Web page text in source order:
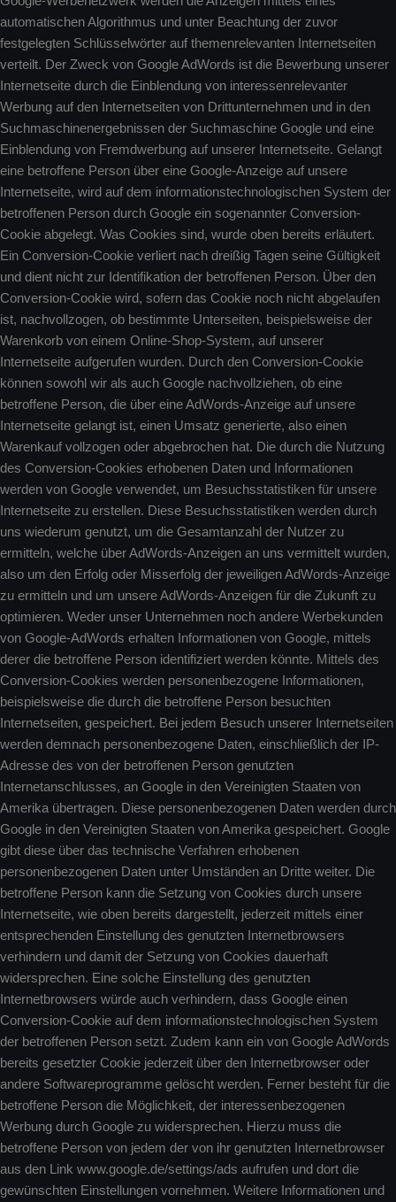
automatischen Algorithmus und unter Beachtung der zuvor
festgelegten Schlüsselwörter auf themenrelevanten Internetseiten
verteilt. Der Zweck von Google AdWords ist die Bewerbung unserer
Internetseite durch die Einblendung von interessenrelevanter
Werbung auf den Internetseiten von Drittunternehmen und in den
Suchmaschinenergebnissen der Suchmaschine Google und eine
Einblendung von Fremdwerbung auf unserer Internetseite. Gelangt
eine betroffene Person über eine Google-Anzeige auf unsere
Internetseite, wird auf dem informationstechnologischen System der
betroffenen Person durch Google ein sogenannter Conversion-
Cookie abgelegt. Was Cookies sind, wurde oben bereits erläutert.
Ein Conversion-Cookie verliert nach dreißig Tagen seine Gültigkeit
und dient nicht zur Identifikation der betroffenen Person. Über den
Conversion-Cookie wird, sofern das Cookie noch nicht abgelaufen
ist, nachvollzogen, ob bestimmte Unterseiten, beispielsweise der
Warenkorb von einem Online-Shop-System, auf unserer
Internetseite aufgerufen wurden. Durch den Conversion-Cookie
können sowohl wir als auch Google nachvollziehen, ob eine
betroffene Person, die über eine AdWords-Anzeige auf unsere
Internetseite gelangt ist, einen Umsatz generierte, also einen
Warenkauf vollzogen oder abgebrochen hat. Die durch die Nutzung
des Conversion-Cookies erhobenen Daten und Informationen
werden von Google verwendet, um Besuchsstatistiken für unsere
Internetseite zu erstellen. Diese Besuchsstatistiken werden durch
uns wiederum genutzt, um die Gesamtanzahl der Nutzer zu
ermitteln, welche über AdWords-Anzeigen an uns vermittelt wurden,
also um den Erfolg oder Misserfolg der jeweiligen AdWords-Anzeige
zu ermitteln und um unsere AdWords-Anzeigen für die Zukunft zu
optimieren. Weder unser Unternehmen noch andere Werbekunden
von Google-AdWords erhalten Informationen von Google, mittels
derer die betroffene Person identifiziert werden könnte. Mittels des
Conversion-Cookies werden personenbezogene Informationen,
beispielsweise die durch die betroffene Person besuchten
Internetseiten, gespeichert. Bei jedem Besuch unserer Internetseiten
werden demnach personenbezogene Daten, einschließlich der IP-
Adresse des von der betroffenen Person genutzten
Internetanschlusses, an Google in den Vereinigten Staaten von
Amerika übertragen. Diese personenbezogenen Daten werden durch
Google in den Vereinigten Staaten von Amerika gespeichert. Google
gibt diese über das technische Verfahren erhobenen
personenbezogenen Daten unter Umständen an Dritte weiter. Die
betroffene Person kann die Setzung von Cookies durch unsere
Internetseite, wie oben bereits dargestellt, jederzeit mittels einer
entsprechenden Einstellung des genutzten Internetbrowsers
verhindern und damit der Setzung von Cookies dauerhaft
widersprechen. Eine solche Einstellung des genutzten
Internetbrowsers würde auch verhindern, dass Google einen
Conversion-Cookie auf dem informationstechnologischen System
der betroffenen Person setzt. Zudem kann ein von Google AdWords
bereits gesetzter Cookie jederzeit über den Internetbrowser oder
andere Softwareprogramme gelöscht werden. Ferner besteht für die
betroffene Person die Möglichkeit, der interessenbezogenen
Werbung durch Google zu widersprechen. Hierzu muss die
betroffene Person von jedem der von ihr genutzten Internetbrowser
aus den Link www.google.de/settings/ads aufrufen und dort die
gewünschten Einstellungen vornehmen. Weitere Informationen und